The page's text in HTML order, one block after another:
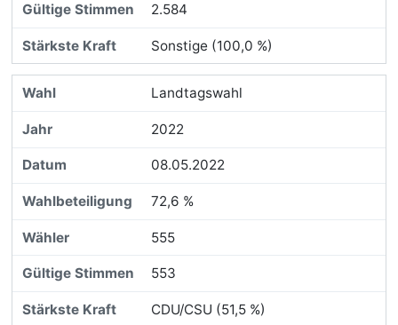
2.584
Sonstige (100,0 %)
Landtagswahl
2022
08.05.2022
72,6 %
555
553
CDU/CSU (51,5 %)